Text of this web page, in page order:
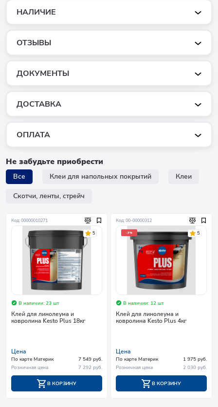
НАЛИЧИЕ
ОТЗЫВЫ
ДОКУМЕНТЫ
ДОСТАВКА
ОПЛАТА
Не забудьте приобрести
Все Клеи для напольных покрытий Клеи
Скотчи, ленты, стрейч
Код: 00000010271
5
В наличии: 23 шт
Клей для линолеума и
ковролина Kesto Plus 18кг
Цена
По карте Материк
7 549 руб.
Розничная цена
7 292 руб.
В КОРЗИНУ
Код: 00-00000312
-3% 5
В наличии: 12 шт
Клей для линолеума и
ковролина Kesto Plus 4кг
Цена
По карте Материк
1 975 руб.
Розничная цена
2 030 руб.
В КОРЗИНУ